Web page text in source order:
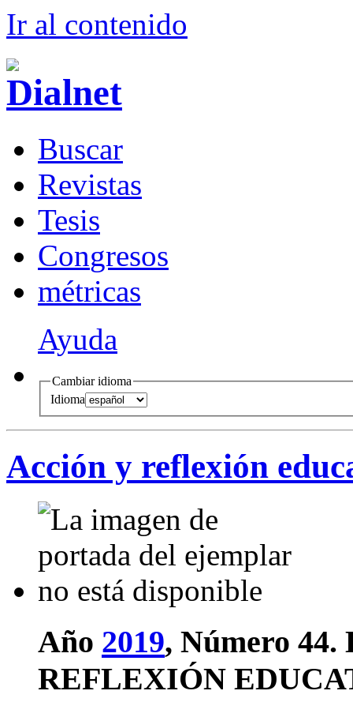
Ir al contenido
Buscar
Revistas
Tesis
Congresos
métricas
Ayuda
Cambiar idioma
Idioma
Acción y reflexión
Año 2019, Número 44.
REFLEXIÓN